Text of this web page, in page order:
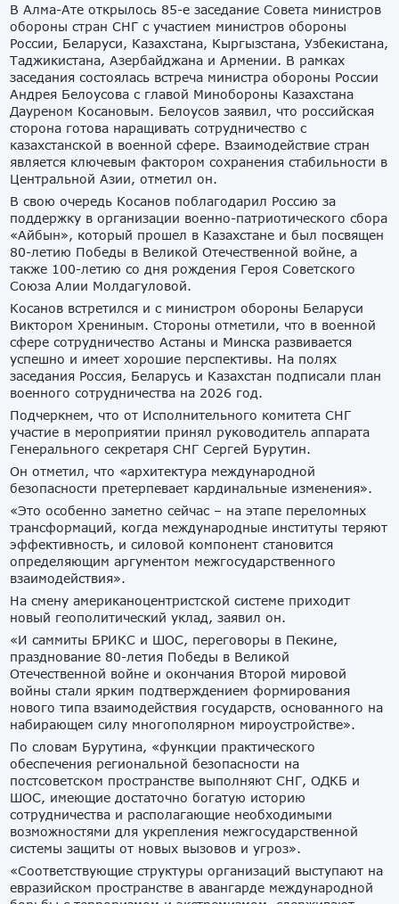
В Алма-Ате открылось 85-е заседание Совета министров
обороны стран СНГ с участием министров обороны
России, Беларуси, Казахстана, Кыргызстана, Узбекистана,
Таджикистана, Азербайджана и Армении. В рамках
заседания состоялась встреча министра обороны России
Андрея Белоусова с главой Минобороны Казахстана
Дауреном Косановым. Белоусов заявил, что российская
сторона готова наращивать сотрудничество с
казахстанской в военной сфере. Взаимодействие стран
является ключевым фактором сохранения стабильности в
Центральной Азии, отметил он.
В свою очередь Косанов поблагодарил Россию за
поддержку в организации военно-патриотического сбора
«Айбын», который прошел в Казахстане и был посвящен
80-летию Победы в Великой Отечественной войне, а
также 100-летию со дня рождения Героя Советского
Союза Алии Молдагуловой.
Косанов встретился и с министром обороны Беларуси
Виктором Хрениным. Стороны отметили, что в военной
сфере сотрудничество Астаны и Минска развивается
успешно и имеет хорошие перспективы. На полях
заседания Россия, Беларусь и Казахстан подписали план
военного сотрудничества на 2026 год.
Подчеркнем, что от Исполнительного комитета СНГ
участие в мероприятии принял руководитель аппарата
Генерального секретаря СНГ Сергей Бурутин.
Он отметил, что «архитектура международной
безопасности претерпевает кардинальные изменения».
«Это особенно заметно сейчас – на этапе переломных
трансформаций, когда международные институты теряют
эффективность, и силовой компонент становится
определяющим аргументом межгосударственного
взаимодействия».
На смену американоцентристской системе приходит
новый геополитический уклад, заявил он.
«И саммиты БРИКС и ШОС, переговоры в Пекине,
празднование 80-летия Победы в Великой
Отечественной войне и окончания Второй мировой
войны стали ярким подтверждением формирования
нового типа взаимодействия государств, основанного на
набирающем силу многополярном мироустройстве».
По словам Бурутина, «функции практического
обеспечения региональной безопасности на
постсоветском пространстве выполняют СНГ, ОДКБ и
ШОС, имеющие достаточно богатую историю
сотрудничества и располагающие необходимыми
возможностями для укрепления межгосударственной
системы защиты от новых вызовов и угроз».
«Соответствующие структуры организаций выступают на
евразийском пространстве в авангарде международной